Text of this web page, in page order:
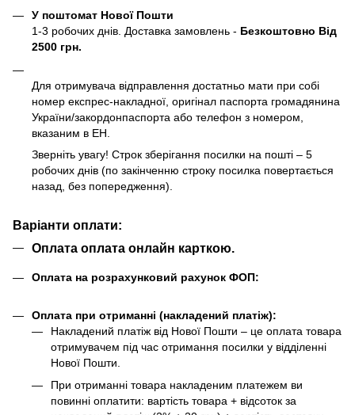
У поштомат Нової Пошти
1-3 робочих днів. Доставка замовлень - Безкоштовно Від
2500 грн.
Для отримувача відправлення достатньо мати при собі
номер експрес-накладної, оригінал паспорта громадянина
України/закордонпаспорта або телефон з номером,
вказаним в ЕН.
Зверніть увагу! Строк зберігання посилки на пошті – 5
робочих днів (по закінченню строку посилка повертається
назад, без попередження).
Варіанти оплати:
Оплата оплата онлайн карткою.
Оплата на розрахунковий рахунок ФОП:
Оплата при отриманні (накладений платіж):
Накладений платіж від Нової Пошти – це оплата товара
отримувачем під час отримання посилки у відділенні
Нової Пошти.
При отриманні товара накладеним платежем ви
повинні оплатити: вартість товара + відсоток за